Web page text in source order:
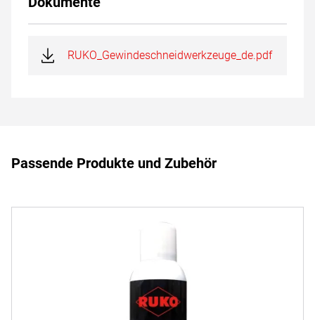
RUKO_Gewindeschneidwerkzeuge_de.pdf
Passende Produkte und Zubehör